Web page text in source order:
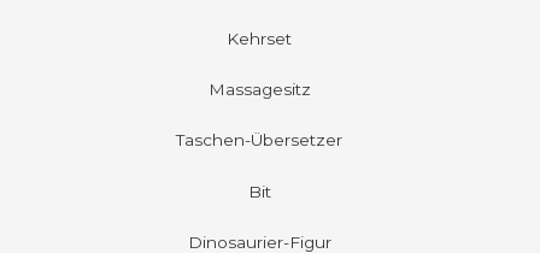
Kehrset
Massagesitz
Taschen-Übersetzer
Bit
Dinosaurier-Figur